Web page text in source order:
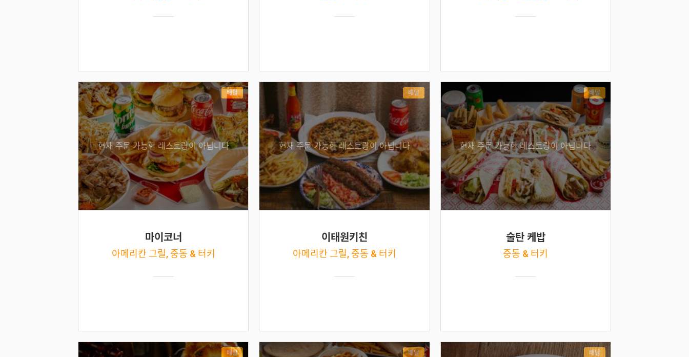
배달
현재 주문 가능한 레스토랑이 아닙니다
마이코너
아메리칸 그릴, 중동 & 터키
배달
현재 주문 가능한 레스토랑이 아닙니다
이태원키친
아메리칸 그릴, 중동 & 터키
배달
현재 주문 가능한 레스토랑이 아닙니다
술탄 케밥
중동 & 터키
배달 배달 배달